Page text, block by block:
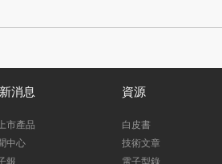
消息
市產品
中心
報
資源
白皮書
技術文章
電子型錄